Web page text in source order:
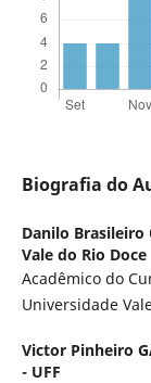
Biografia do
Danilo Brasileiro
Vale do Rio Doce
Acadêmico do
Universidade
Victor Pinheiro
- UFF